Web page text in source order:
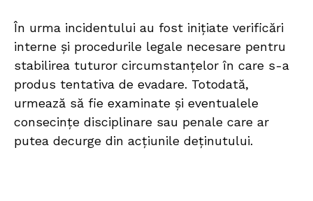
În urma incidentului au fost inițiate verificări
interne și procedurile legale necesare pentru
stabilirea tuturor circumstanțelor în care s-a
produs tentativa de evadare. Totodată,
urmează să fie examinate și eventualele
consecințe disciplinare sau penale care ar
putea decurge din acțiunile deținutului.